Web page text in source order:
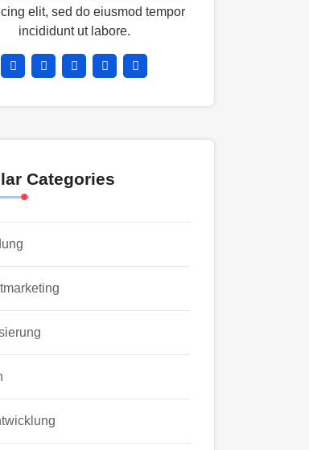
elit, sed do eiusmod tempor
incididunt ut labore.
Categories